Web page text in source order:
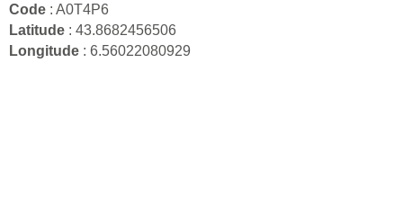
Code : A0T4P6
Latitude : 43.8682456506
Longitude : 6.56022080929